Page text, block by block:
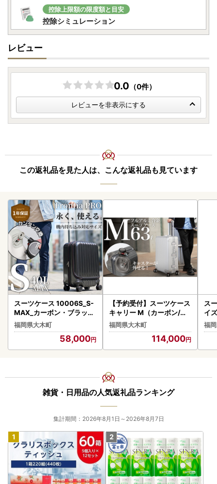
控除上限額の限度額と目安
控除シミュレーション
レビュー
0.0 （0件）
レビューを非表示にする
この返礼品を見た人は、こんな返礼品も見ています
スーツケース 10006S_S-
MAX_カーボン・ブラック
キャリーケース FN-Limite
d-PR AY198
福岡県大木町
58,000
【予約受付】スーツケース
キャリー M（カーボン/シ
ルバー） [PROEVO] [300
02] AY154
福岡県大木町
114,000
ス
イ
リ
1]
福
雑貨・日用品の人気返礼品ランキング
集計期間：2026年8月1日～2026年8月7日